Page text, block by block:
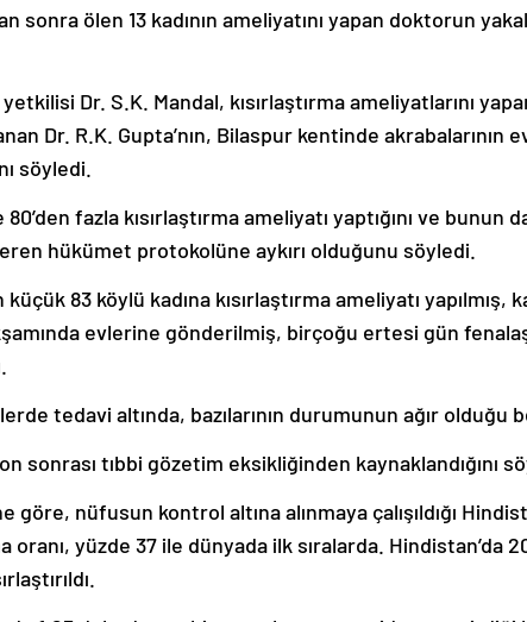
sonra ölen 13 kadının ameliyatını yapan doktorun
Dr. S.K. Mandal, kısırlaştırma ameliyatlarını
Dr. R.K. Gupta’nın, Bilaspur kentinde akrabalarının
söyledi.
fazla kısırlaştırma ameliyatı yaptığını ve bunun
hükümet protokolüne aykırı olduğunu söyledi.
83 köylü kadına kısırlaştırma ameliyatı yapılmış,
evlerine gönderilmiş, birçoğu ertesi gün
tedavi altında, bazılarının durumunun ağır olduğu
sonrası tıbbi gözetim eksikliğinden kaynaklandığını
göre, nüfusun kontrol altına alınmaya çalışıldığı
oranı, yüzde 37 ile dünyada ilk sıralarda. Hindistan’da